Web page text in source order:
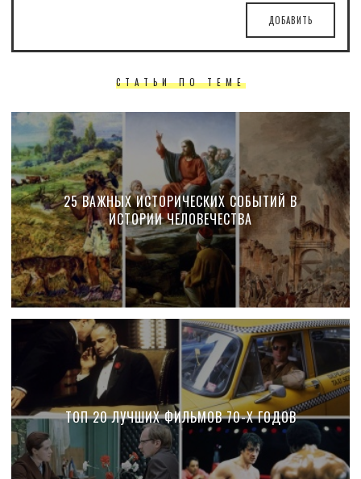
ДОБАВИТЬ
СТАТЬИ ПО ТЕМЕ
25 ВАЖНЫХ ИСТОРИЧЕСКИХ СОБЫТИЙ В
ИСТОРИИ ЧЕЛОВЕЧЕСТВА
ТОП 20 ЛУЧШИХ ФИЛЬМОВ 70-Х ГОДОВ